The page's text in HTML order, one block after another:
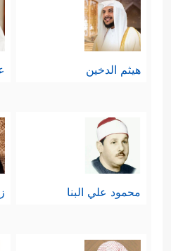
هيثم الدخين
محمود علي البنا